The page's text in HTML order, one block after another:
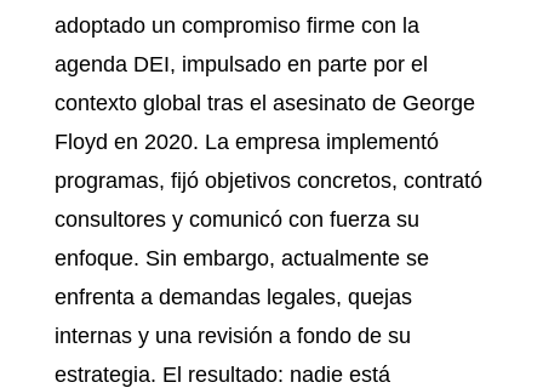
adoptado un compromiso firme con la
agenda DEI, impulsado en parte por el
contexto global tras el asesinato de George
Floyd en 2020. La empresa implementó
programas, fijó objetivos concretos, contrató
consultores y comunicó con fuerza su
enfoque. Sin embargo, actualmente se
enfrenta a demandas legales, quejas
internas y una revisión a fondo de su
estrategia. El resultado: nadie está